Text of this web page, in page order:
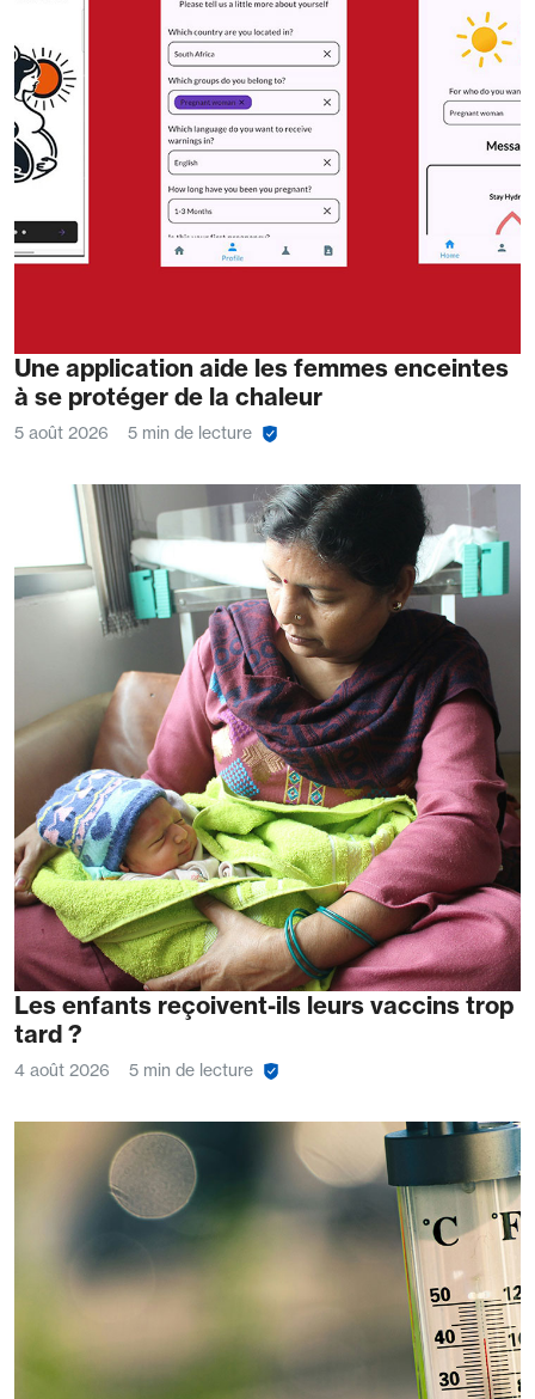
Une application aide les femmes enceintes
à se protéger de la chaleur
5 août 2026 5 min de lecture
Les enfants reçoivent-ils leurs vaccins trop
tard ?
4 août 2026 5 min de lecture